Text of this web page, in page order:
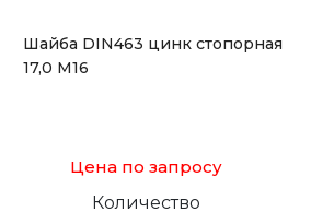
Шайба DIN463 цинк стопорная
17,0 M16
Цена по запросу
Количество